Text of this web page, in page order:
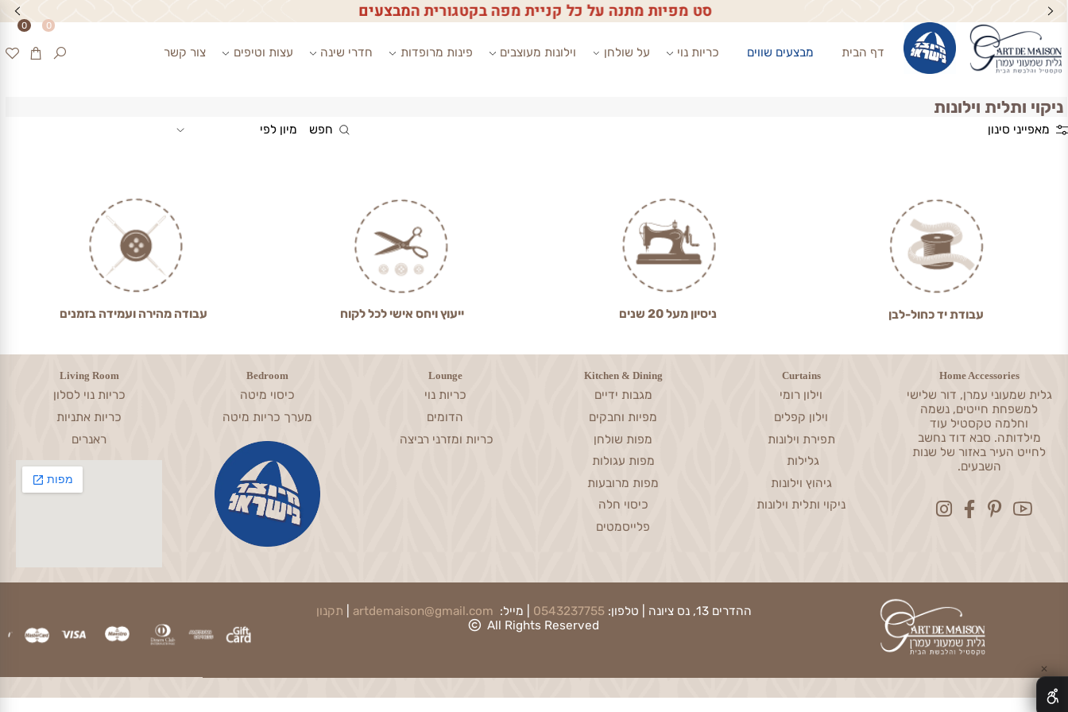
סט מפיות מתנה על כל קניית מפה בקטגורית המבצעים
0 0
דף הבית מבצעים שווים כריות נוי על שולחן וילונות מעוצבים פינות מרופדות חדרי שינה עצות וטיפים צור קשר
וילונות
סינון חפש מיון לפי
Home Accessories
עמרן, דור שלישי
חייטים, נשמה
טקסטיל עוד
סבא דוד נחשב
העיר באזור של שנות
Curtains
וילון רומי
וילון קפלים
תפירת וילונות
גלילות
גיהוץ וילונות
Kitchen & Dining
מגבות ידיים
מפיות וחבקים
מפות שולחן
מפות עגולות
מפות מרובעות
כיסוי חלה
Lounge
כריות נוי
הדומים
Bedroom
כיסוי מיטה
Living Room
כריות נוי לסלון
כריות אתניות
| מייל: artdemaison@gmail.com